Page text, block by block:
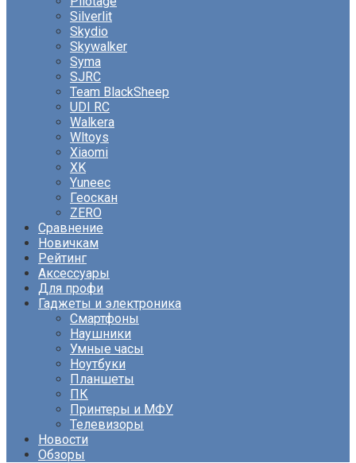
Silverlit
Skydio
Skywalker
Syma
SJRC
Team BlackSheep
UDI RC
Walkera
Wltoys
Xiaomi
XK
Yuneec
Геоскан
ZERO
Сравнение
Новичкам
Рейтинг
Аксессуары
Для профи
Гаджеты и электроника
Смартфоны
Наушники
Умные часы
Ноутбуки
Планшеты
ПК
Принтеры и МФУ
Телевизоры
Новости
Обзоры